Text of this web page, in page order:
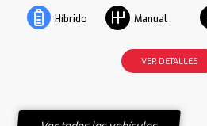
Híbrido Manual
VER DETALLES